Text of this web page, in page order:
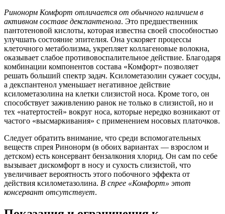
Ринонорм Комфорт отличается от обычного наличием в
активном составе декспантенола. Это предшественник
пантотеновой кислоты, которая известна своей способностью
улучшать состояние эпителия. Она ускоряет процессы
клеточного метаболизма, укрепляет коллагеновые волокна,
оказывает слабое противовоспалительное действие. Благодаря
комбинации компонентов состава «Комфорт» позволяет
решать больший спектр задач. Ксилометазолин сужает сосуды,
а декспантенол уменьшает негативное действие
ксилометазолина на клетки слизистой носа. Кроме того, он
способствует заживлению ранок не только в слизистой, но и
тех «натертостей» вокруг носа, которые нередко возникают от
частого «высмаркивания» с применением носовых платочков.
Следует обратить внимание, что среди вспомогательных
веществ спрея Ринонорм (в обоих вариантах — взрослом и
детском) есть консервант бензалкония хлорид. Он сам по себе
вызывает дискомфорт в носу и сухость слизистой, что
увеличивает вероятность этого побочного эффекта от
действия ксилометазолина. В спрее «Комфорт» этот
консервант отсутствует.